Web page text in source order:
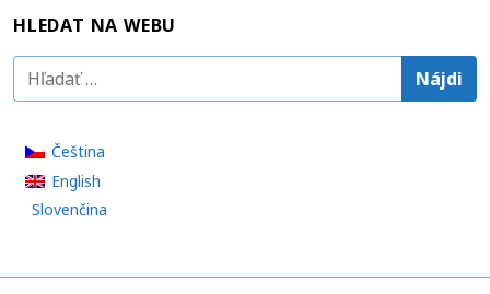
HLEDAT NA WEBU
ľ
Čeština
English
Slovenčina